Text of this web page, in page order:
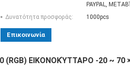
PAYPAL,
Δυνατότητα προσφοράς:
1000pcs
Επικοινωνία
(RGB) ΕΙΚΟΝΟΚΎΤΤΑΡΟ -20 ~ 70